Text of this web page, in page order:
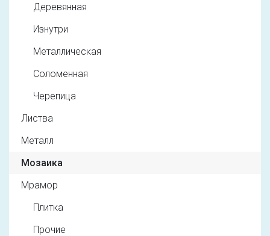
Деревянная
Изнутри
Металлическая
Соломенная
Черепица
Листва
Металл
Мозаика
Мрамор
Плитка
Прочие